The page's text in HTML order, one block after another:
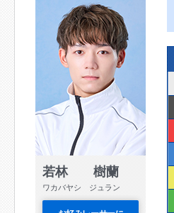
若林 樹蘭
ワカバヤシ ジュラン